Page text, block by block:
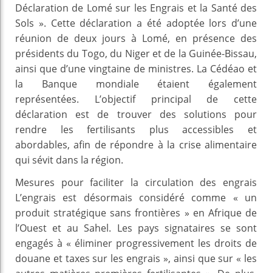
Déclaration de Lomé sur les Engrais et la Santé des
Sols ». Cette déclaration a été adoptée lors d’une
réunion de deux jours à Lomé, en présence des
présidents du Togo, du Niger et de la Guinée-Bissau,
ainsi que d’une vingtaine de ministres. La Cédéao et
la Banque mondiale étaient également
représentées. L’objectif principal de cette
déclaration est de trouver des solutions pour
rendre les fertilisants plus accessibles et
abordables, afin de répondre à la crise alimentaire
qui sévit dans la région.
Mesures pour faciliter la circulation des engrais
L’engrais est désormais considéré comme « un
produit stratégique sans frontières » en Afrique de
l’Ouest et au Sahel. Les pays signataires se sont
engagés à « éliminer progressivement les droits de
douane et taxes sur les engrais », ainsi que sur « les